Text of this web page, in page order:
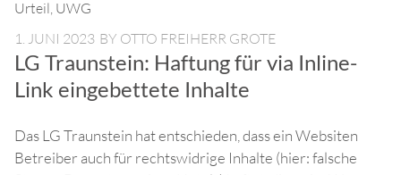
Urteil, UWG
1. JUNI 2023 BY OTTO FREIHERR GROTE
LG Traunstein: Haftung für via Inline-
Link eingebettete Inhalte
Das LG Traunstein hat entschieden, dass ein Websiten
Betreiber auch für rechtswidrige Inhalte (hier: falsche